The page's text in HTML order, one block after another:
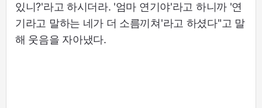
있니?'라고 하시더라. '엄마 연기야'라고 하니까 '연
기라고 말하는 네가 더 소름끼쳐'라고 하셨다"고 말
해 웃음을 자아냈다.